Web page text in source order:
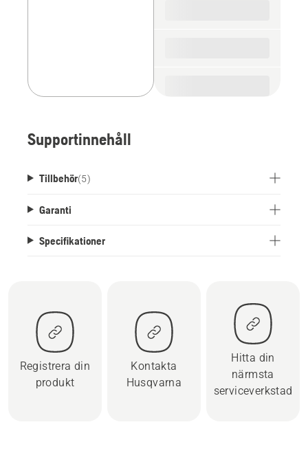
Supportinnehåll
Tillbehör(5)
Garanti
Specifikationer
Registrera din
produkt
Kontakta
Husqvarna
Hitta din
närmsta
serviceverkstad